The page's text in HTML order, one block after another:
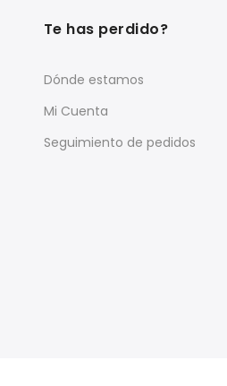
Te has perdido?
Dónde estamos
Mi Cuenta
Seguimiento de pedidos